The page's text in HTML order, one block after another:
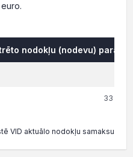
nodokļu (nodevu)
33
VID aktuālo nodokļu samaksu